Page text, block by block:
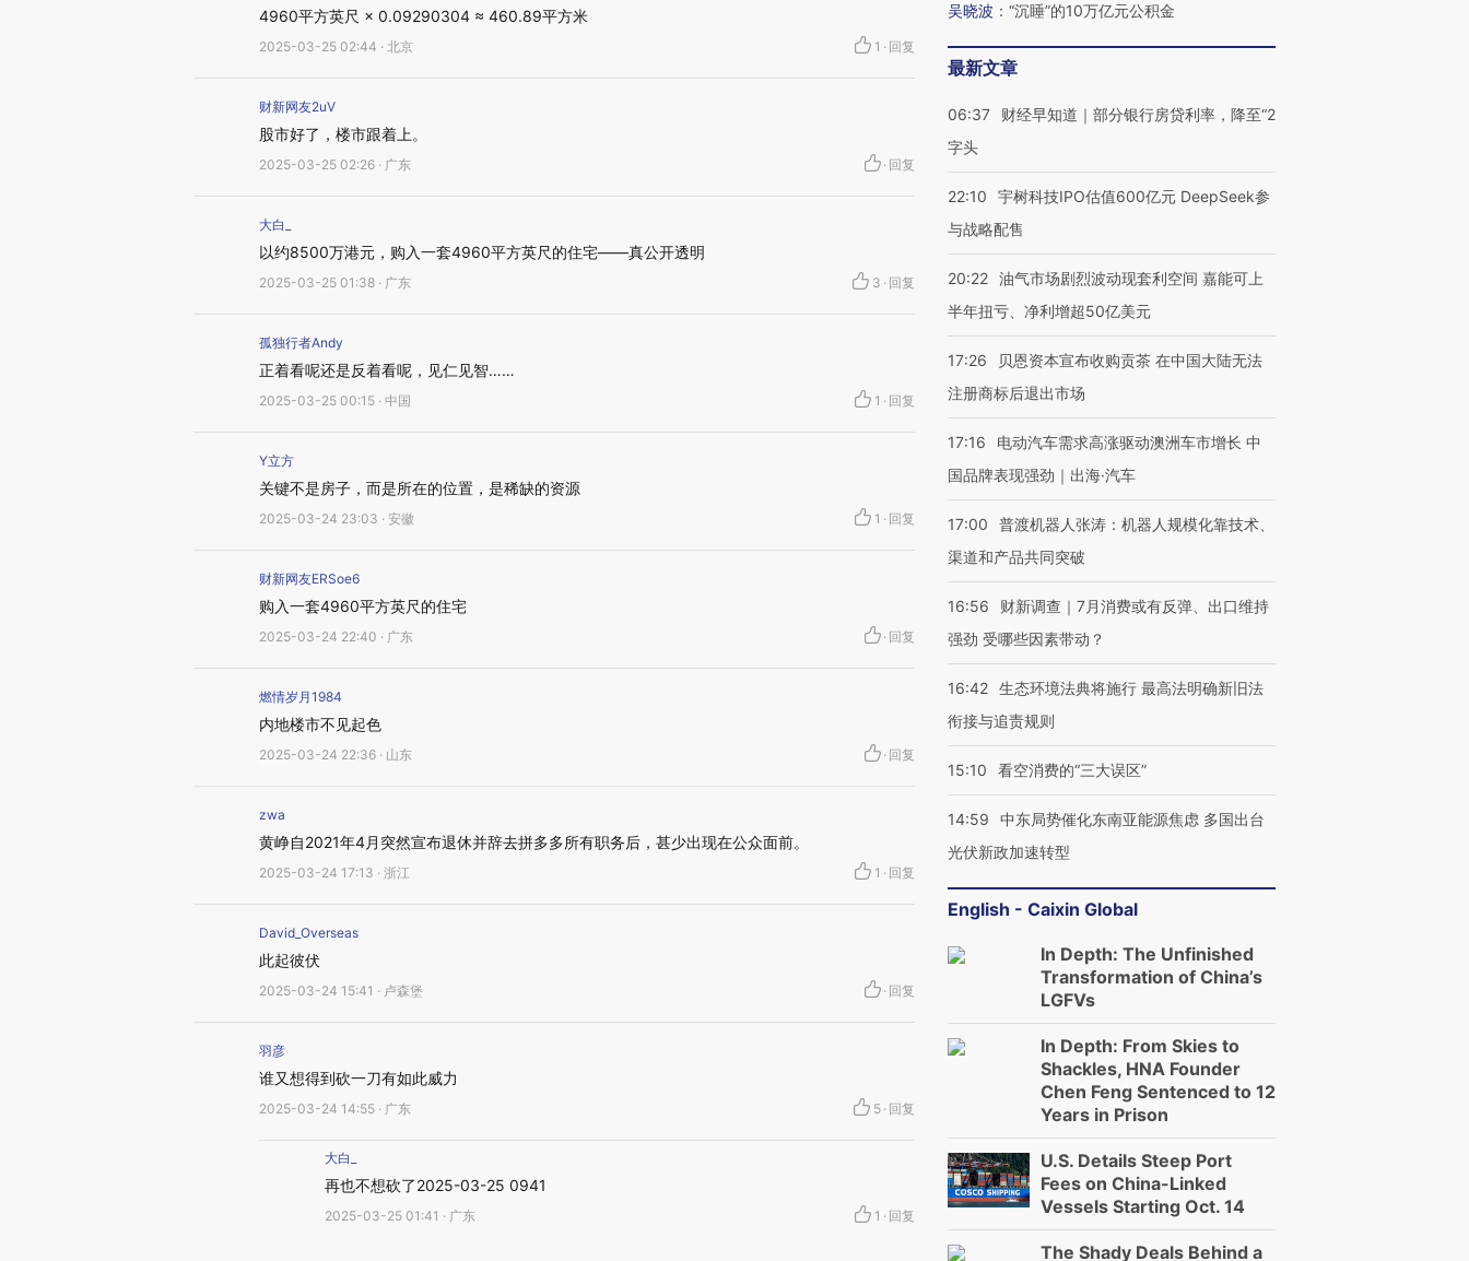
4960平方英尺 × 0.09290304 ≈ ​460.89平方米
2025-03-25 02:44 · 北京 1 · 回复
财新网友2uV
股市好了，楼市跟着上。
2025-03-25 02:26 · 广东 · 回复
大白_
以约8500万港元，购入一套4960平方英尺的住宅——真公开透明
2025-03-25 01:38 · 广东 3 · 回复
孤独行者Andy
正着看呢还是反着看呢，见仁见智……
2025-03-25 00:15 · 中国 1 · 回复
Y立方
关键不是房子，而是所在的位置，是稀缺的资源
2025-03-24 23:03 · 安徽 1 · 回复
财新网友ERSoe6
购入一套4960平方英尺的住宅
2025-03-24 22:40 · 广东 · 回复
燃情岁月1984
内地楼市不见起色
2025-03-24 22:36 · 山东 · 回复
zwa
黄峥自2021年4月突然宣布退休并辞去拼多多所有职务后，甚少出现在公众面前。
2025-03-24 17:13 · 浙江 1 · 回复
David_Overseas
此起彼伏
2025-03-24 15:41 · 卢森堡 · 回复
羽彦
谁又想得到砍一刀有如此威力
2025-03-24 14:55 · 广东 5 · 回复
大白_
再也不想砍了2025-03-25 0941
2025-03-25 01:41 · 广东 1 · 回复
吴晓波 ： “沉睡”的10万亿元公积金
最新文章
06:37
财经早知道｜部分银行房贷利率，降至“2
字头
22:10
宇树科技IPO估值600亿元 DeepSeek参
与战略配售
20:22 油气市场剧烈波动现套利空间 嘉能可上
半年扭亏、净利增超50亿美元
17:26
贝恩资本宣布收购贡茶 在中国大陆无法
注册商标后退出市场
17:16
电动汽车需求高涨驱动澳洲车市增长 中
国品牌表现强劲｜出海·汽车
17:00
普渡机器人张涛：机器人规模化靠技术、
渠道和产品共同突破
16:56
财新调查｜7月消费或有反弹、出口维持
强劲 受哪些因素带动？
16:42 生态环境法典将施行 最高法明确新旧法
衔接与追责规则
15:10 看空消费的“三大误区”
14:59
中东局势催化东南亚能源焦虑 多国出台
光伏新政加速转型
English - Caixin Global
In Depth: The Unfinished
Transformation of China’s
LGFVs
In Depth: From Skies to
Shackles, HNA Founder
Chen Feng Sentenced to 12
Years in Prison
U.S. Details Steep Port
Fees on China-Linked
Vessels Starting Oct. 14
The Shady Deals Behind a